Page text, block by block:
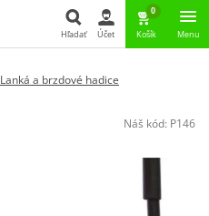
Hľadať Účet
0
Košík Menu
Lanká a brzdové hadice
Náš kód: P146